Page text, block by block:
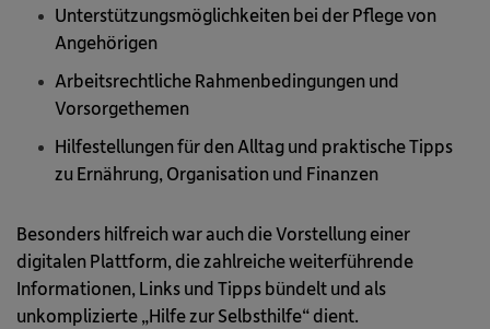
Unterstützungsmöglichkeiten bei der Pflege von
Angehörigen
Arbeitsrechtliche Rahmenbedingungen und
Vorsorgethemen
Hilfestellungen für den Alltag und praktische Tipps
zu Ernährung, Organisation und Finanzen
Besonders hilfreich war auch die Vorstellung einer
digitalen Plattform, die zahlreiche weiterführende
Informationen, Links und Tipps bündelt und als
unkomplizierte „Hilfe zur Selbsthilfe“ dient.